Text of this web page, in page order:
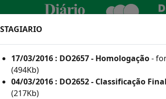
17/03/2016 : DO2657 - Homologação-
(494Kb)
04/03/2016 : DO2652 - Classificação Final
(217Kb)